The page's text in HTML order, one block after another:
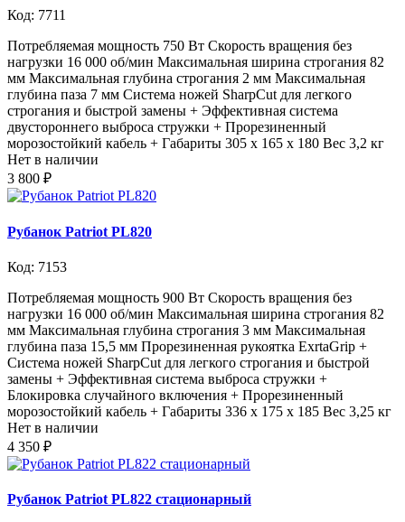
Код: 7711
Потребляемая мощность 750 Вт Скорость вращения без
нагрузки 16 000 об/мин Максимальная ширина строгания 82
мм Максимальная глубина строгания 2 мм Максимальная
глубина паза 7 мм Система ножей SharpCut для легкого
строгания и быстрой замены + Эффективная система
двустороннего выброса стружки + Прорезиненный
морозостойкий кабель + Габариты 305 x 165 x 180 Вес 3,2 кг
Нет в наличии
3 800 ₽
Рубанок Patriot PL820
Код: 7153
Потребляемая мощность 900 Вт Скорость вращения без
нагрузки 16 000 об/мин Максимальная ширина строгания 82
мм Максимальная глубина строгания 3 мм Максимальная
глубина паза 15,5 мм Прорезиненная рукоятка ExrtaGrip +
Система ножей SharpCut для легкого строгания и быстрой
замены + Эффективная система выброса стружки +
Блокировка случайного включения + Прорезиненный
морозостойкий кабель + Габариты 336 x 175 x 185 Вес 3,25 кг
Нет в наличии
4 350 ₽
Рубанок Patriot PL822 стационарный